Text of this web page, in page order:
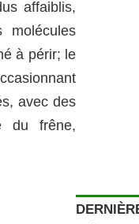
affaiblis,
à périr; le
avec des
du frêne,